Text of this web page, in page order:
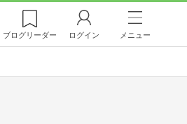
ブログリーダー ログイン メニュー